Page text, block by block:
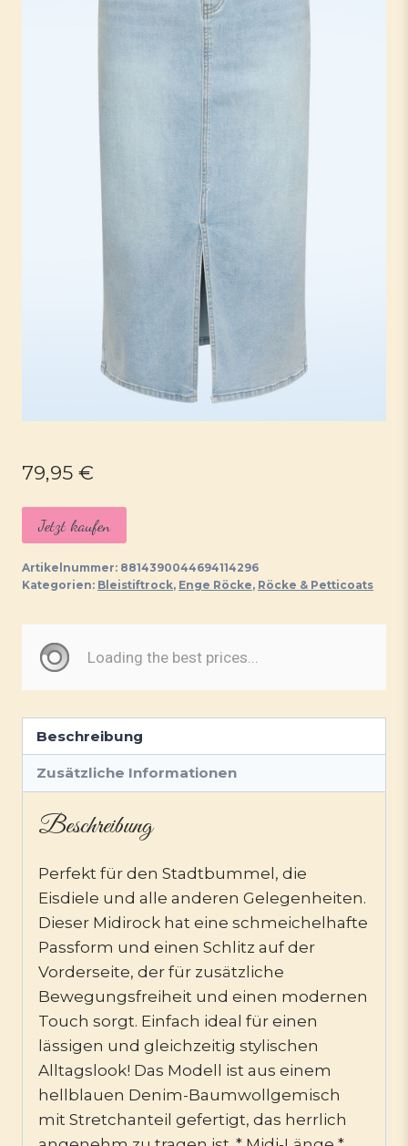
79,95 €
Jetzt kaufen
Artikelnummer: 8814390044694114296
Kategorien: Bleistiftrock, Enge Röcke, Röcke & Petticoats
Beschreibung
Zusätzliche Informationen
Beschreibung
Perfekt für den Stadtbummel, die
Eisdiele und alle anderen Gelegenheiten.
Dieser Midirock hat eine schmeichelhafte
Passform und einen Schlitz auf der
Vorderseite, der für zusätzliche
Bewegungsfreiheit und einen modernen
Touch sorgt. Einfach ideal für einen
lässigen und gleichzeitig stylischen
Alltagslook! Das Modell ist aus einem
hellblauen Denim-Baumwollgemisch
mit Stretchanteil gefertigt, das herrlich